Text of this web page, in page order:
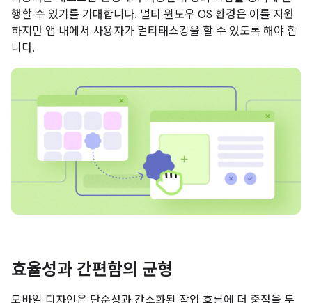
행할 수 있기를 기대합니다. 멀티 윈도우 OS 환경은 이를 지원
하지만 앱 내에서 사용자가 멀티태스킹을 할 수 있도록 해야 합
니다.
효율성과 간편함의 균형
모바일 디자인은 단순성과 간소화된 작업 흐름에 더 중점을 두